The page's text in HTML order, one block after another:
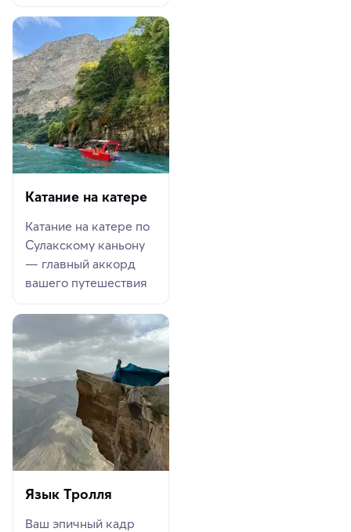
Катание на катере
Катание на катере по
Сулакскому каньону
— главный аккорд
вашего путешествия
Язык Тролля
Ваш эпичный кадр